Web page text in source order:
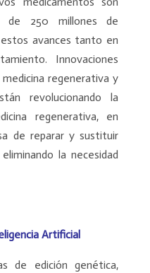
de 250 millones de
avances tanto en
Innovaciones
regenerativa y
revolucionando la
regenerativa, en
de reparar y sustituir
la necesidad
Artificial
de edición genética,